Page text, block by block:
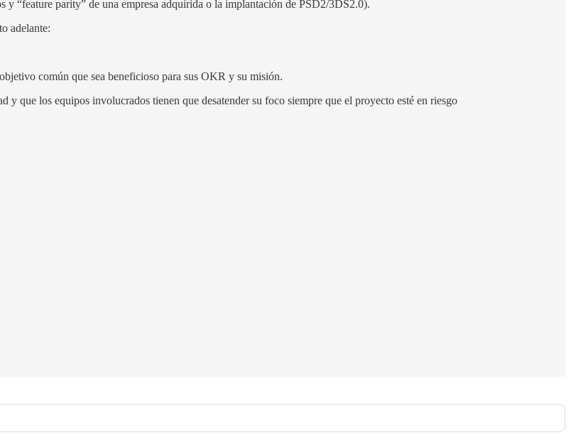
“feature parity” de una empresa adquirida o la implantación de PSD2/3DS2.0).
adelante:
común que sea beneficioso para sus OKR y su misión.
que los equipos involucrados tienen que desatender su foco siempre que el proyecto esté en riesgo